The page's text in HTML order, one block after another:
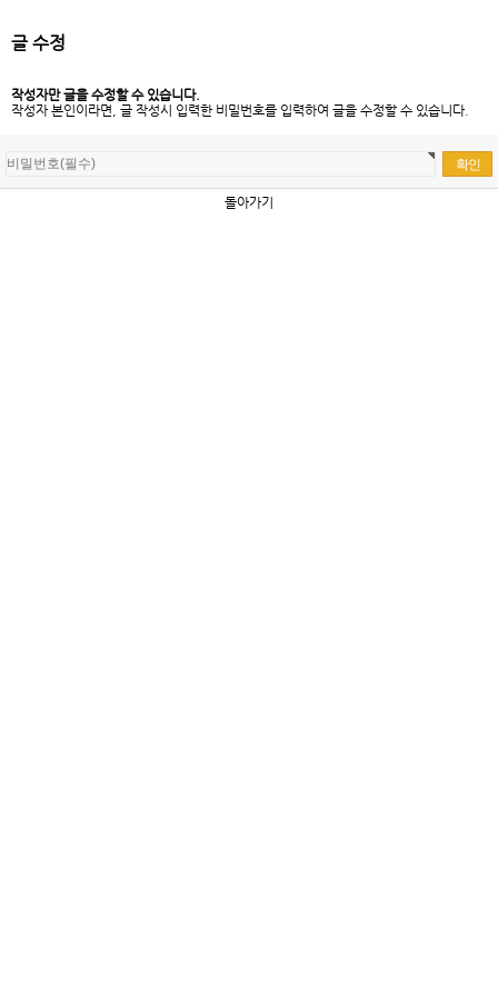
글 수정
작성자만 글을 수정할 수 있습니다.
작성자 본인이라면, 글 작성시 입력한 비밀번호를 입력하여 글을 수정할 수 있습니다.
돌아가기